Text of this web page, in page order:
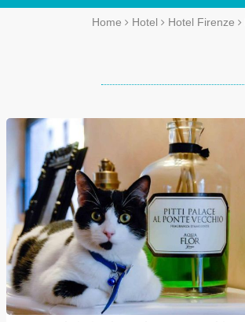
Home Hotel Hotel Firenze